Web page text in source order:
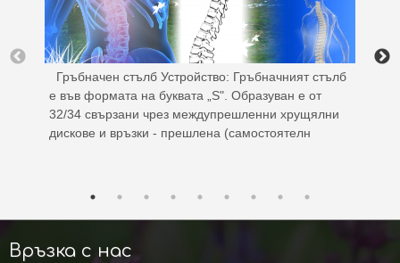
Гръбначен стълб Устройство: Гръбначният стълб
е във формата на буквата „S". Образуван е от
32/34 свързани чрез междупрешленни хрущялни
дискове и връзки - прешлена (самостоятелн
Връзка с нас